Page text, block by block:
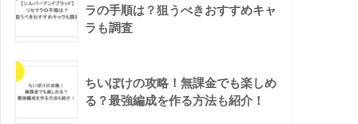
ラの手順は？狙うべきおすすめキャ
ラも調査
ちいぽけの攻略！無課金でも楽しめ
る？最強編成を作る方法も紹介！